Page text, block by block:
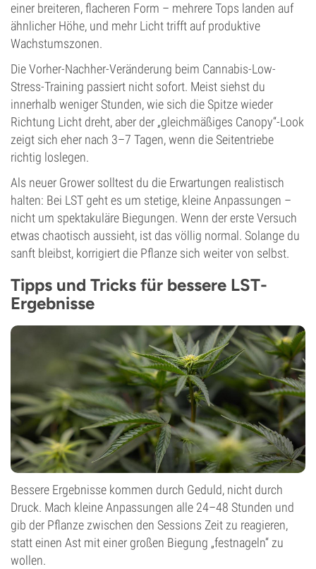
einer breiteren, flacheren Form – mehrere Tops landen auf
ähnlicher Höhe, und mehr Licht trifft auf produktive
Wachstumszonen.
Die Vorher-Nachher-Veränderung beim Cannabis-Low-
Stress-Training passiert nicht sofort. Meist siehst du
innerhalb weniger Stunden, wie sich die Spitze wieder
Richtung Licht dreht, aber der „gleichmäßiges Canopy“-Look
zeigt sich eher nach 3–7 Tagen, wenn die Seitentriebe
richtig loslegen.
Als neuer Grower solltest du die Erwartungen realistisch
halten: Bei LST geht es um stetige, kleine Anpassungen –
nicht um spektakuläre Biegungen. Wenn der erste Versuch
etwas chaotisch aussieht, ist das völlig normal. Solange du
sanft bleibst, korrigiert die Pflanze sich weiter von selbst.
Tipps und Tricks für bessere LST-
Ergebnisse
Bessere Ergebnisse kommen durch Geduld, nicht durch
Druck. Mach kleine Anpassungen alle 24–48 Stunden und
gib der Pflanze zwischen den Sessions Zeit zu reagieren,
statt einen Ast mit einer großen Biegung „festnageln“ zu
wollen.